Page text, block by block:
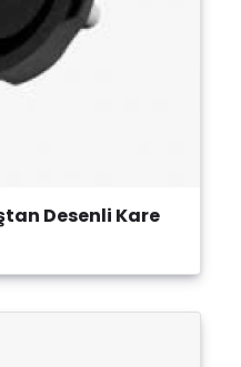
Desenli Kare